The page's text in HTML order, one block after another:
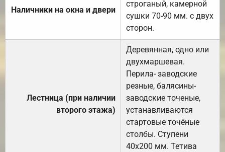
Наличники на окна и двери
строганый, камерной
сушки 70-90 мм. с двух
сторон.
Лестница (при наличии
второго этажа)
Деревянная, одно или
двухмаршевая.
Перила- заводские
резные, балясины-
заводские точеные,
устанавливаются
стартовые точёные
столбы. Ступени
40х200 мм. Тетива